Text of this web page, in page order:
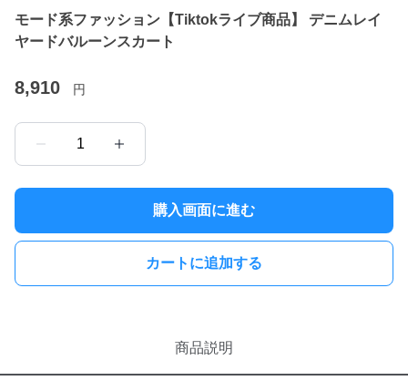
モード系ファッション【Tiktokライブ商品】 デニムレイ
ヤードバルーンスカート
8,910 円
1
購入画面に進む
カートに追加する
商品説明